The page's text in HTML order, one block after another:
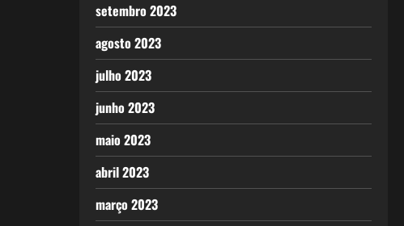
setembro 2023
agosto 2023
julho 2023
junho 2023
maio 2023
abril 2023
março 2023